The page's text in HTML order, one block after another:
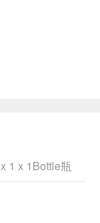
1 x 1Bottle瓶